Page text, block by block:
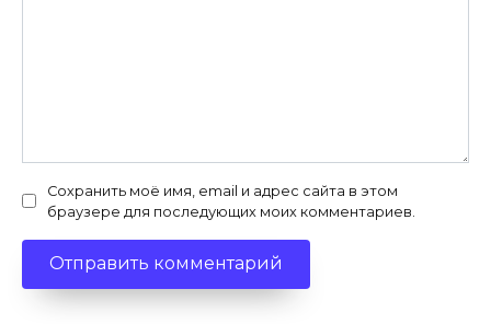
Сохранить моё имя, email и адрес сайта в этом
браузере для последующих моих комментариев.